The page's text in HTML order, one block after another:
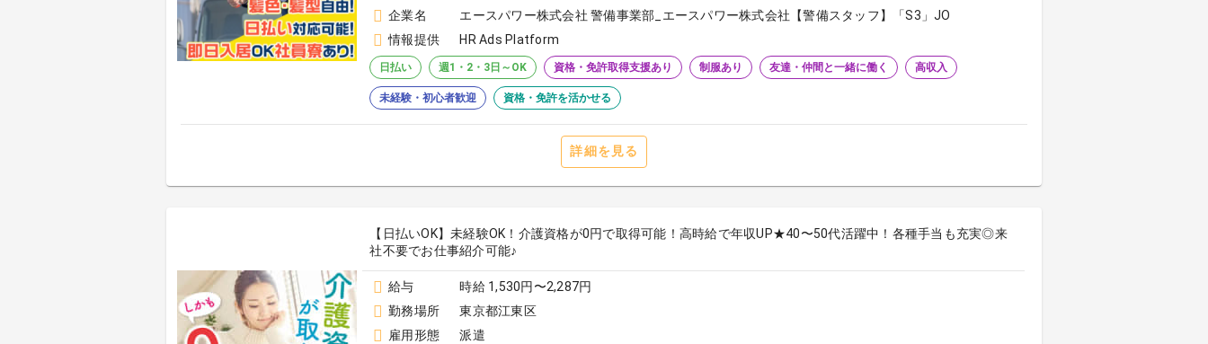
企業名
エースパワー株式会社 警備事業部_エースパワー株式会社【警備スタッフ】「S3」JO
情報提供
HR Ads Platform
日払い 週1・2・3日～OK 資格・免許取得支援あり 制服あり 友達・仲間と一緒に働く 高収入
未経験・初心者歓迎 資格・免許を活かせる
詳細を見る
【日払いOK】未経験OK！介護資格が0円で取得可能！高時給で年収UP★40〜50代活躍中！各種手当も充実◎来
社不要でお仕事紹介可能♪
給与
時給 1,530円〜2,287円
勤務場所
東京都江東区
雇用形態
派遣